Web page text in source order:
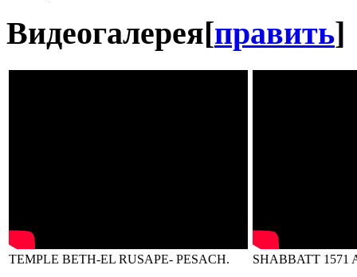
Видеогалерея [править]
TEMPLE BETH-EL RUSAPE- PESACH. SHABBATT 1571